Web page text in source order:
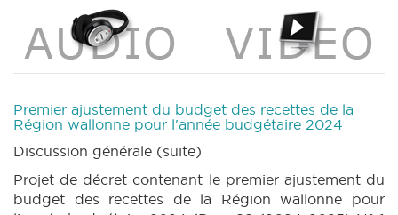
BUDGET 88 N° 1 annexe 5ter (2024-2025) (PDF)
|
BUDGET 88 N° 1 annexe 6 (2024-2025)
(PDF)
|
BUDGET 88 N° 1 annexe 7 (2024-
(2024-2025) (PDF)
| BUDGET 88 N° 1 annexe
9 (2024-2025) (PDF)
|BUDGET 88 N° 1
N° 2 (2024-2025) (PDF)
(2024-2025) (PDF)
|BUDGET 88 N° 3bis
(2024-2025) (PDF)
|BUDGET 88 N° 4
Premier ajustement du budget des recettes de la
Région wallonne pour l'année budgétaire 2024
Discussion générale (suite)
Projet de décret contenant le premier ajustement du
budget des recettes de la Région wallonne pour